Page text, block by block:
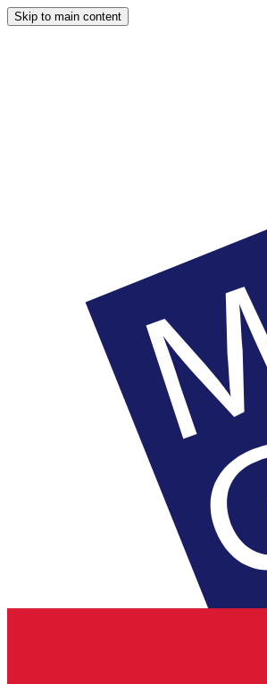
Skip to main content